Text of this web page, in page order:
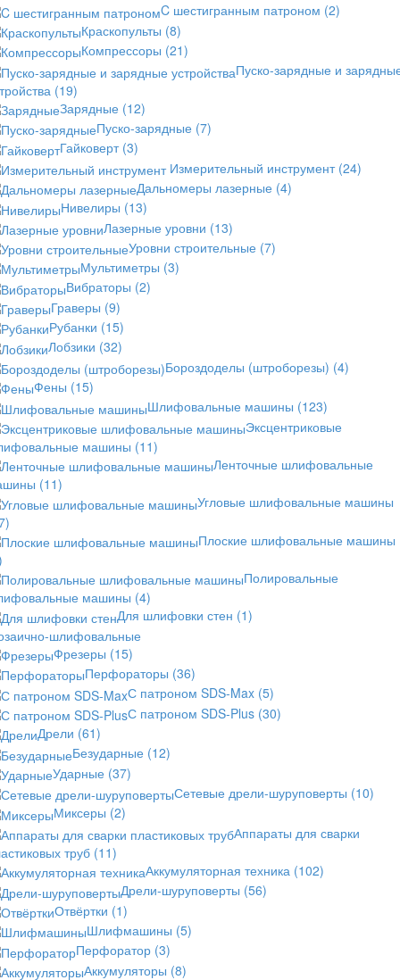
C шестигранным патроном (2)
Краскопульты (8)
Компрессоры (21)
Пуско-зарядные и
(19)
Зарядные (12)
Пуско-зарядные (7)
Гайковерт (3)
Измерительный инструмент (24)
Дальномеры лазерные (4)
Нивелиры (13)
Лазерные уровни (13)
Уровни строительные (7)
Мультиметры (3)
Вибраторы (2)
Граверы (9)
Рубанки (15)
Лобзики (32)
Бороздоделы (штроборезы) (4)
Фены (15)
Шлифовальные машины (123)
Эксцентриковые
машины (11)
Ленточные шлифовальные
(11)
Угловые шлифовальные машины
Плоские шлифовальные машины
Полировальные
машины (4)
Для шлифовки стен (1)
шлифовальные
Фрезеры (15)
Перфораторы (36)
С патроном SDS-Max (5)
С патроном SDS-Plus (30)
Дрели (61)
Безударные (12)
Ударные (37)
Сетевые дрели-шуруповерты (10)
Миксеры (2)
Аппараты для сварки
труб (11)
Аккумуляторная техника (102)
Дрели-шуруповерты (56)
Отвёртки (1)
Шлифмашины (5)
Перфоратор (3)
Аккумуляторы (8)